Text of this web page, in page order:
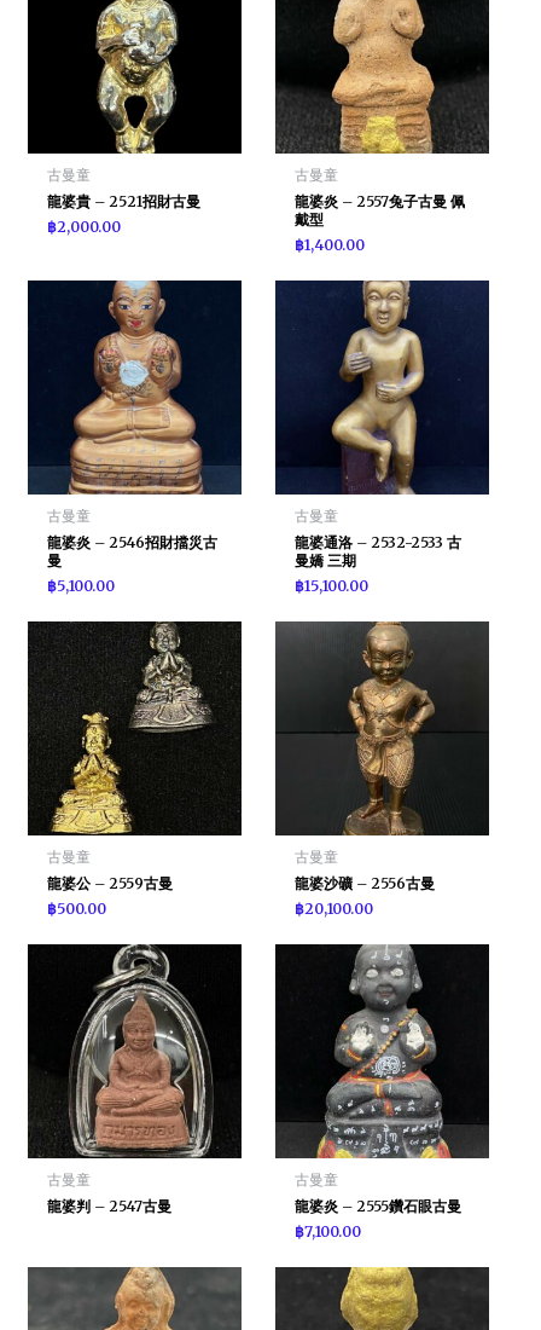
古曼童
龍婆貴 – 2521招財古曼
฿2,000.00
古曼童
龍婆炎 – 2557兔子古曼 佩
戴型
฿1,400.00
古曼童
龍婆炎 – 2546招財擋災古
曼
฿5,100.00
古曼童
龍婆通洛 – 2532-2533 古
曼嬌 三期
฿15,100.00
古曼童
龍婆公 – 2559古曼
฿500.00
古曼童
龍婆沙礦 – 2556古曼
฿20,100.00
古曼童
龍婆判 – 2547古曼
古曼童
龍婆炎 – 2555鑽石眼古曼
฿7,100.00